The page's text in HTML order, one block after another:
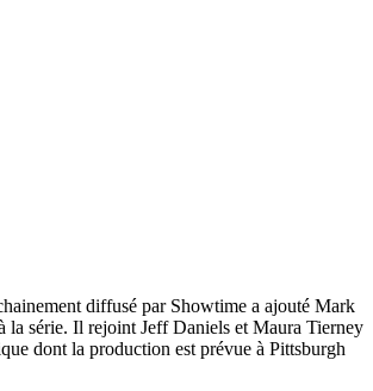
diffusé par Showtime a ajouté Mark
la série. Il rejoint Jeff Daniels et Maura Tierney
dont la production est prévue à Pittsburgh